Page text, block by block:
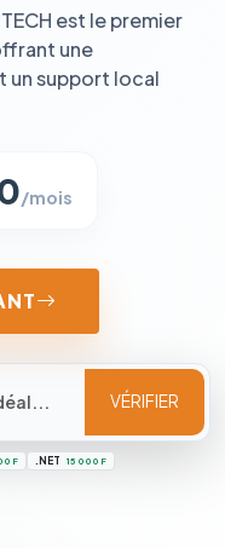
est le premier
une
un support local
/mois
VÉRIFIER
F .NET 15 000 F